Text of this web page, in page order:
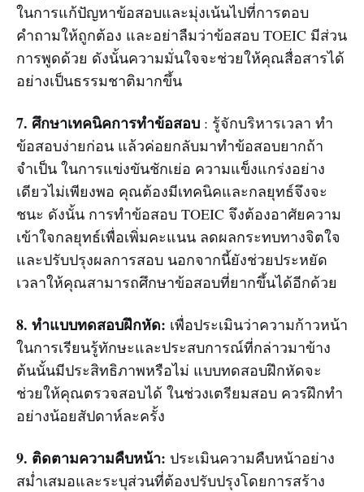
ในการแก้ปัญหาข้อสอบและมุ่งเน้นไปที่การตอบ
คำถามให้ถูกต้อง และอย่าลืมว่าข้อสอบ TOEIC มีส่วน
การพูดด้วย ดังนั้นความมั่นใจจะช่วยให้คุณสื่อสารได้
อย่างเป็นธรรมชาติมากขึ้น
7. ศึกษาเทคนิคการทำข้อสอบ : รู้จักบริหารเวลา ทำ
ข้อสอบง่ายก่อน แล้วค่อยกลับมาทำข้อสอบยากถ้า
จำเป็น ในการแข่งขันชักเย่อ ความแข็งแกร่งอย่าง
เดียวไม่เพียงพอ คุณต้องมีเทคนิคและกลยุทธ์จึงจะ
ชนะ ดังนั้น การทำข้อสอบ TOEIC จึงต้องอาศัยความ
เข้าใจกลยุทธ์เพื่อเพิ่มคะแนน ลดผลกระทบทางจิตใจ
และปรับปรุงผลการสอบ นอกจากนี้ยังช่วยประหยัด
เวลาให้คุณสามารถศึกษาข้อสอบที่ยากขึ้นได้อีกด้วย
8. ทำแบบทดสอบฝึกหัด: เพื่อประเมินว่าความก้าวหน้า
ในการเรียนรู้ทักษะและประสบการณ์ที่กล่าวมาข้าง
ต้นนั้นมีประสิทธิภาพหรือไม่ แบบทดสอบฝึกหัดจะ
ช่วยให้คุณตรวจสอบได้ ในช่วงเตรียมสอบ ควรฝึกทำ
อย่างน้อยสัปดาห์ละครั้ง
9. ติดตามความคืบหน้า: ประเมินความคืบหน้าอย่าง
สม่ำเสมอและระบุส่วนที่ต้องปรับปรุงโดยการสร้าง